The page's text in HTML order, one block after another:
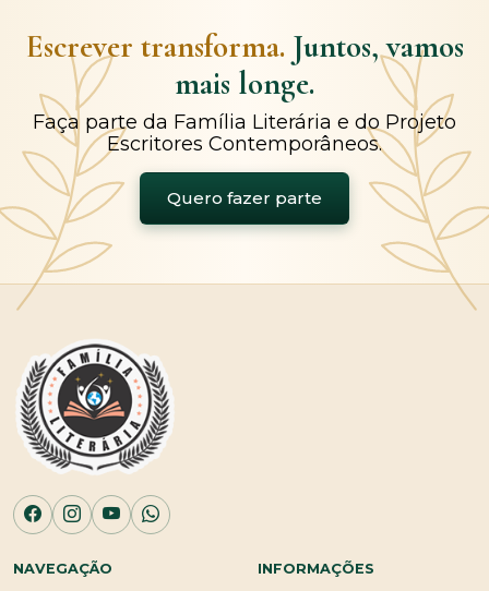
Escrever transforma. Juntos, vamos
mais longe.
Faça parte da Família Literária e do Projeto
Escritores Contemporâneos.
Quero fazer parte
NAVEGAÇÃO INFORMAÇÕES